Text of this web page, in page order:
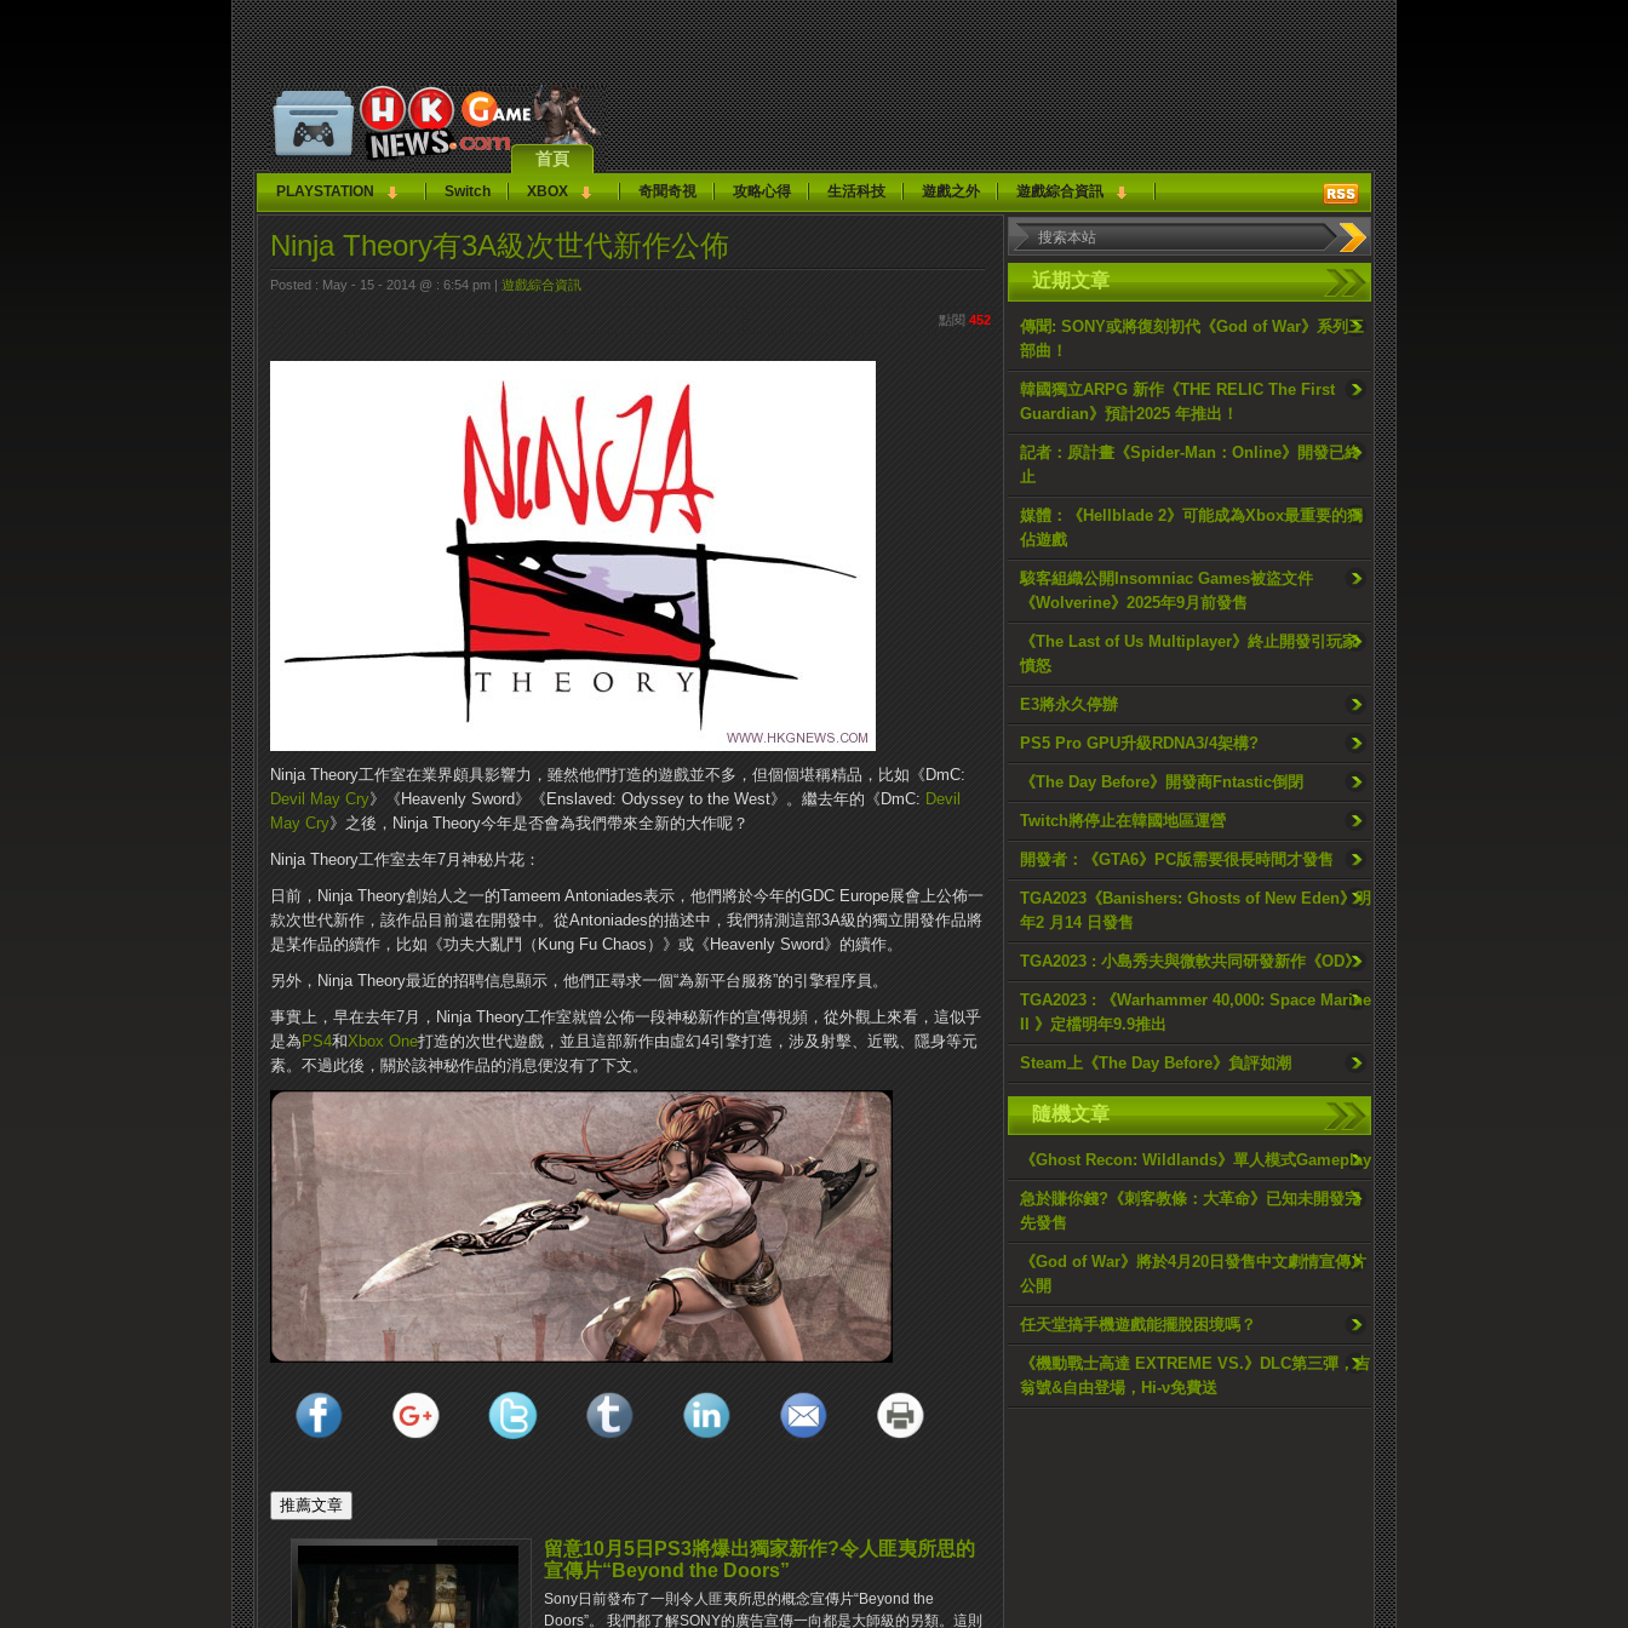
首頁
PLAYSTATION Switch XBOX 奇聞奇視 攻略心得 生活科技 遊戲之外 遊戲綜合資訊
近期文章
傳聞: SONY或將復刻初代《God of War》系列三
部曲！
韓國獨立ARPG 新作《THE RELIC The First
Guardian》預計2025 年推出！
記者：原計畫《Spider-Man：Online》開發已終
止
媒體：《Hellblade 2》可能成為Xbox最重要的獨
佔遊戲
駭客組織公開Insomniac Games被盜文件
《Wolverine》2025年9月前發售
《The Last of Us Multiplayer》終止開發引玩家
憤怒
E3將永久停辦
PS5 Pro GPU升級RDNA3/4架構?
《The Day Before》開發商Fntastic倒閉
Twitch將停止在韓國地區運營
開發者：《GTA6》PC版需要很長時間才發售
TGA2023《Banishers: Ghosts of New Eden》明
年2 月14 日發售
TGA2023 : 小島秀夫與微軟共同研發新作《OD》
TGA2023 : 《Warhammer 40,000: Space Marine
II 》定檔明年9.9推出
Steam上《The Day Before》負評如潮
隨機文章
《Ghost Recon: Wildlands》單人模式Gameplay
急於賺你錢?《刺客教條：大革命》已知未開發完
先發售
《God of War》將於4月20日發售中文劇情宣傳片
公開
任天堂搞手機遊戲能擺脫困境嗎？
《機動戰士高達 EXTREME VS.》DLC第三彈，吉
翁號&自由登場，Hi-ν免費送
Ninja Theory有3A級次世代新作公佈
Posted : May - 15 - 2014 @ : 6:54 pm | 遊戲綜合資訊
點閱 452
Ninja Theory工作室在業界頗具影響力，雖然他們打造的遊戲並不多，但個個堪稱精品，比如《DmC:
Devil May Cry》《Heavenly Sword》《Enslaved: Odyssey to the West》。繼去年的《DmC: Devil
May Cry》之後，Ninja Theory今年是否會為我們帶來全新的大作呢？
Ninja Theory工作室去年7月神秘片花：
日前，Ninja Theory創始人之一的Tameem Antoniades表示，他們將於今年的GDC Europe展會上公佈一
款次世代新作，該作品目前還在開發中。從Antoniades的描述中，我們猜測這部3A級的獨立開發作品將
是某作品的續作，比如《功夫大亂鬥（Kung Fu Chaos）》或《Heavenly Sword》的續作。
另外，Ninja Theory最近的招聘信息顯示，他們正尋求一個“為新平台服務”的引擎程序員。
事實上，早在去年7月，Ninja Theory工作室就曾公佈一段神秘新作的宣傳視頻，從外觀上來看，這似乎
是為 PS4和Xbox One打造的次世代遊戲，並且這部新作由虛幻4引擎打造，涉及射擊、近戰、隱身等元
素。不過此後，關於該神秘作品的消息便沒有了下文。
留意10月5日PS3將爆出獨家新作?令人匪夷所思的
宣傳片“Beyond the Doors”
Sony日前發布了一則令人匪夷所思的概念宣傳片“Beyond the
Doors”。 我們都了解SONY的廣告宣傳一向都是大師級的另類。這則